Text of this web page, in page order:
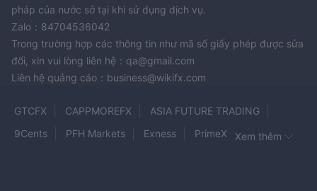
pháp của nước sở tại khi sử dụng dịch vụ.
Zalo：84704536042
Trong trường hợp các thông tin như mã số giấy phép được sửa
đổi, xin vui lòng liên hệ：qa@gmail.com
Liên hệ quảng cáo：business@wikifx.com
GTCFX CAPPMOREFX
ASIA FUTURE TRADING
9Cents
PFH Markets Exness
PrimeXBTXem thêm